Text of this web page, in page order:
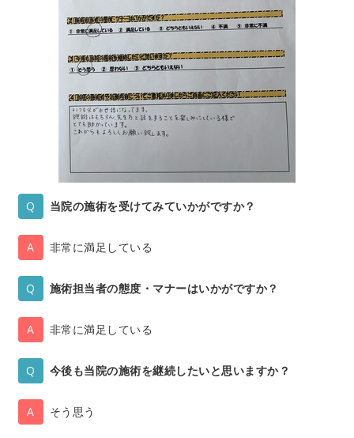
当院の施術を受けてみていかがですか？
非常に満足している
施術担当者の態度・マナーはいかがですか？
非常に満足している
今後も当院の施術を継続したいと思いますか？
そう思う